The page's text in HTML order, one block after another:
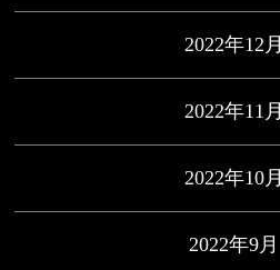
2022年12月
2022年11月
2022年10月
2022年9月